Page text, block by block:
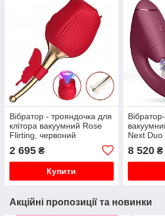
Вібратор - трояндочка для
клітора вакуумний Rose
Flirting, червоний
2 695 ₴
Купити
Next Duo
8 520₴
Акційні пропозиції та новинки